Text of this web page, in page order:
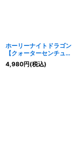
ホーリーナイトドラゴン
【クォーターセンチュリ
ーシークレット】
{EDC1-JP002}《モンス
4,980円(税込)